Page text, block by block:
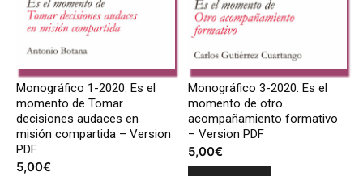
Monográfico 1-2020. Es el
momento de Tomar
decisiones audaces en
misión compartida – Version
PDF
5,00€
Monográfico 3-2020. Es el
momento de otro
acompañamiento formativo
– Version PDF
5,00€